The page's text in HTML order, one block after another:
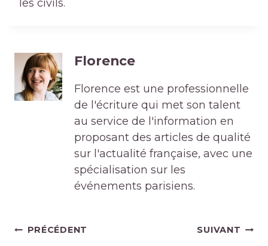
les civils.
Florence
Florence est une professionnelle
de l'écriture qui met son talent
au service de l'information en
proposant des articles de qualité
sur l'actualité française, avec une
spécialisation sur les
événements parisiens.
Navigation
PRÉCÉDENT SUIVANT